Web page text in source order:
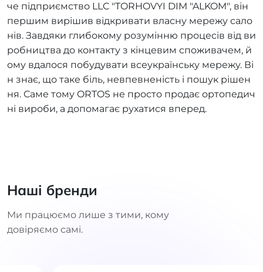
че підприємство LLC "TORHOVYI DIM "ALKOM", він
першим вирішив відкривати власну мережу сало
нів. Завдяки глибокому розумінню процесів від ви
робництва до контакту з кінцевим споживачем, й
ому вдалося побудувати всеукраїнську мережу. Ві
н знає, що таке біль, невпевненість і пошук рішен
ня. Саме тому ORTOS не просто продає ортопедич
ні вироби, а допомагає рухатися вперед.
Наші бренди
Ми працюємо лише з тими, кому
довіряємо самі.